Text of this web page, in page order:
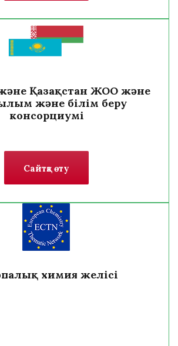
Қазақстан ЖОО және
және білім беру
консорциумі
Сайтқа өту
химия желісі